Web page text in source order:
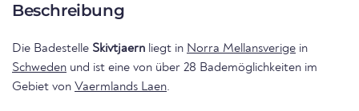
Beschreibung
Die Badestelle Skivtjaern liegt in Norra Mellansverige in
Schweden und ist eine von über 28 Bademöglichkeiten im
Gebiet von Vaermlands Laen.